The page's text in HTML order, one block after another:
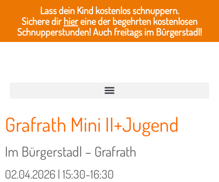
Lass dein Kind kostenlos schnuppern.
Sichere dirhiereine der begehrten kostenlosen
Schnupperstunden! Auch freitags im Bürgerstadl!
Grafrath Mini II+Jugend
Im Bürgerstadl – Grafrath
02.04.2026 | 15:30-16:30